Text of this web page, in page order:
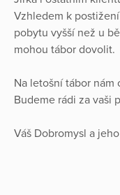
Vzhledem k
pobytu vyšší než u
mohou tábor dovolit.
Na letošní tábor nám
Budeme rádi za vaši
Váš Dobromysl a